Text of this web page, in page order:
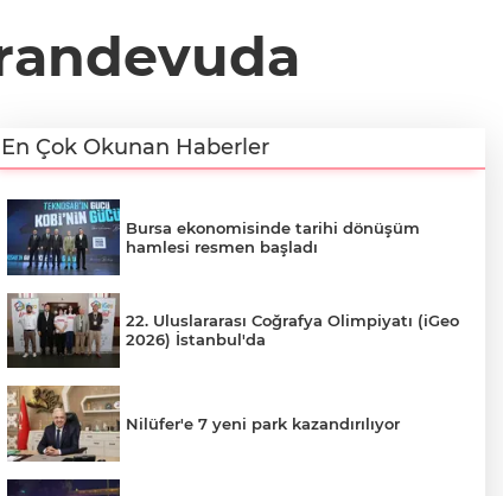
En Çok Okunan Haberler
Bursa ekonomisinde tarihi dönüşüm
hamlesi resmen başladı
22. Uluslararası Coğrafya Olimpiyatı (iGeo
2026) İstanbul'da
Nilüfer'e 7 yeni park kazandırılıyor